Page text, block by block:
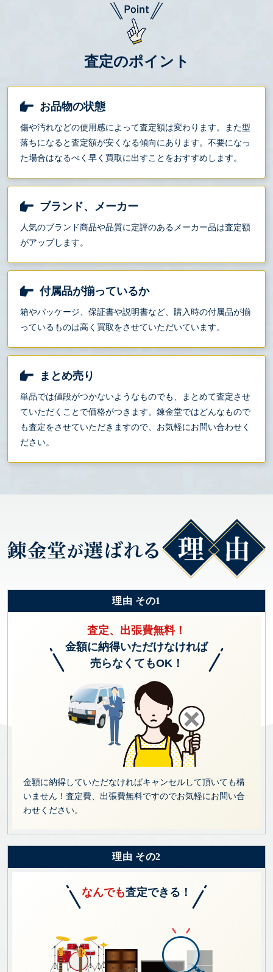
査定のポイント
お品物の状態
傷や汚れなどの使用感によって査定額は変わります。また型
落ちになると査定額が安くなる傾向にあります。不要になっ
た場合はなるべく早く買取に出すことをおすすめします。
ブランド、メーカー
人気のブランド商品や品質に定評のあるメーカー品は査定額
がアップします。
付属品が揃っているか
箱やパッケージ、保証書や説明書など、購入時の付属品が揃
っているものは高く買取をさせていただいています。
まとめ売り
単品では値段がつかないようなものでも、まとめて査定させ
ていただくことで価格がつきます。錬金堂ではどんなもので
も査定をさせていただきますので、お気軽にお問い合わせく
ださい。
理由 その1
査定、出張費無料！
金額に納得いただけなければ
売らなくてもOK！
金額に納得していただなければキャンセルして頂いても構
いません！査定費、出張費無料ですのでお気軽にお問い合
わせください。
理由 その2
なんでも査定できる！